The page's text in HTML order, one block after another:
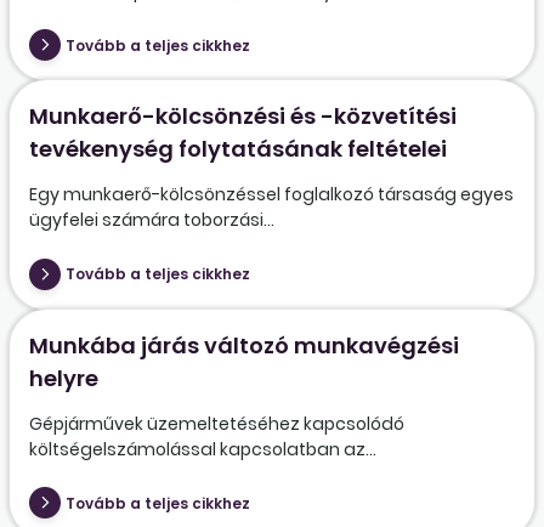
Tovább a teljes cikkhez
Munkaerő-kölcsönzési és -közvetítési
tevékenység folytatásának feltételei
Egy munkaerő-kölcsönzéssel foglalkozó társaság egyes
ügyfelei számára toborzási...
Tovább a teljes cikkhez
Munkába járás változó munkavégzési
helyre
Gépjárművek üzemeltetéséhez kapcsolódó
költségelszámolással kapcsolatban az...
Tovább a teljes cikkhez